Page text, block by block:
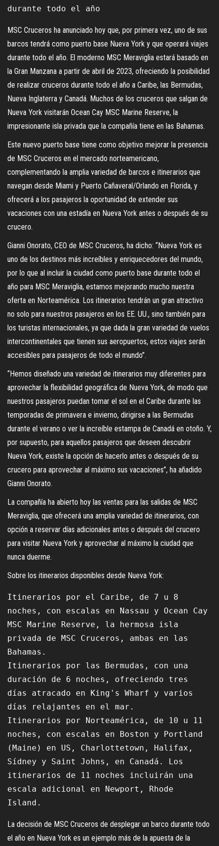
durante todo el año
MSC Cruceros ha anunciado hoy que, por primera vez, uno de sus
barcos tendrá como puerto base Nueva York y que operará viajes
durante todo el año. El moderno MSC Meraviglia estará basado en
la Gran Manzana a partir de abril de 2023, ofreciendo la posibilidad
de realizar cruceros durante todo el año a Caribe, las Bermudas,
Nueva Inglaterra y Canadá. Muchos de los cruceros que salgan de
Nueva York visitarán Ocean Cay MSC Marine Reserve, la
impresionante isla privada que la compañía tiene en las Bahamas.
Este nuevo puerto base tiene como objetivo mejorar la presencia
de MSC Cruceros en el mercado norteamericano,
complementando la amplia variedad de barcos e itinerarios que
navegan desde Miami y Puerto Cañaveral/Orlando en Florida, y
ofrecerá a los pasajeros la oportunidad de extender sus
vacaciones con una estadía en Nueva York antes o después de su
crucero.
Gianni Onorato, CEO de MSC Cruceros, ha dicho: “Nueva York es
uno de los destinos más increíbles y enriquecedores del mundo,
por lo que al incluir la ciudad como puerto base durante todo el
año para MSC Meraviglia, estamos mejorando mucho nuestra
oferta en Norteamérica. Los itinerarios tendrán un gran atractivo
no solo para nuestros pasajeros en los EE. UU., sino también para
los turistas internacionales, ya que dada la gran variedad de vuelos
intercontinentales que tienen sus aeropuertos, estos viajes serán
accesibles para pasajeros de todo el mundo”.
“Hemos diseñado una variedad de itinerarios muy diferentes para
aprovechar la flexibilidad geográfica de Nueva York, de modo que
nuestros pasajeros puedan tomar el sol en el Caribe durante las
temporadas de primavera e invierno, dirigirse a las Bermudas
durante el verano o ver la increíble estampa de Canadá en otoño. Y,
por supuesto, para aquellos pasajeros que deseen descubrir
Nueva York, existe la opción de hacerlo antes o después de su
crucero para aprovechar al máximo sus vacaciones”, ha añadido
Gianni Onorato.
La compañía ha abierto hoy las ventas para las salidas de MSC
Meraviglia, que ofrecerá una amplia variedad de itinerarios, con
opción a reservar días adicionales antes o después del crucero
para visitar Nueva York y aprovechar al máximo la ciudad que
nunca duerme.
Sobre los itinerarios disponibles desde Nueva York:
Itinerarios por el Caribe, de 7 u 8
noches, con escalas en Nassau y Ocean Cay
MSC Marine Reserve, la hermosa isla
privada de MSC Cruceros, ambas en las
Bahamas.
Itinerarios por las Bermudas, con una
duración de 6 noches, ofreciendo tres
días atracado en King's Wharf y varios
días relajantes en el mar.
Itinerarios por Norteamérica, de 10 u 11
noches, con escalas en Boston y Portland
(Maine) en US, Charlottetown, Halifax,
Sídney y Saint Johns, en Canadá. Los
itinerarios de 11 noches incluirán una
escala adicional en Newport, Rhode
Island.
La decisión de MSC Cruceros de desplegar un barco durante todo
el año en Nueva York es un ejemplo más de la apuesta de la